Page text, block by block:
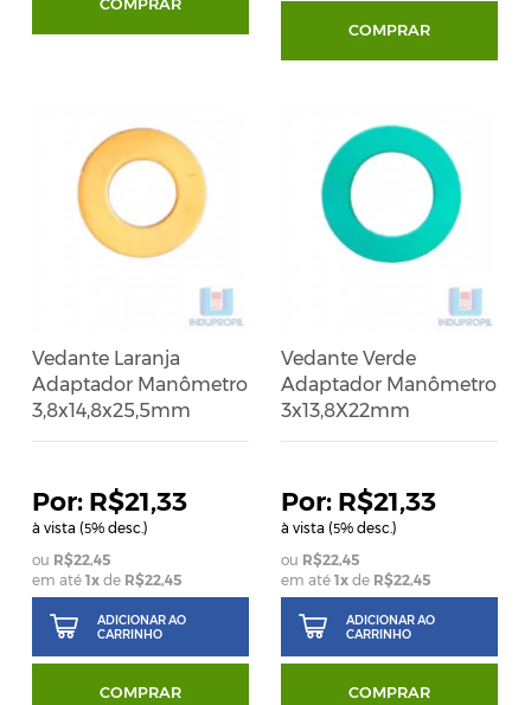
COMPRAR
COMPRAR
Vedante Laranja
Adaptador Manômetro
3,8x14,8x25,5mm
R$21,33
à vista (5% desc.)
R$22,45
em até1x de R$22,45
ADICIONAR AO
CARRINHO
COMPRAR
Vedante Verde
Adaptador Manômetro
3x13,8X22mm
R$21,33
à vista (5% desc.)
R$22,45
em até 1xde R$22,45
ADICIONAR AO
CARRINHO
COMPRAR